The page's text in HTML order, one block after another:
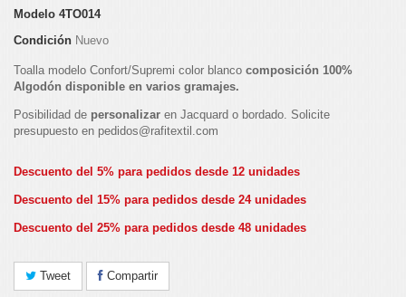
Modelo 4TO014
Condición Nuevo
Toalla modelo Confort/Supremi color blanco composición 100%
Algodón disponible en varios gramajes.
Posibilidad de personalizar en Jacquard o bordado. Solicite
presupuesto en pedidos@rafitextil.com
Descuento del 5% para pedidos desde 12 unidades
Descuento del 15% para pedidos desde 24 unidades
Descuento del 25% para pedidos desde 48 unidades
Tweet Compartir